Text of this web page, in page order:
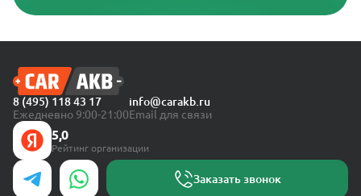
8 (495) 118 43 17
Ежедневно 9:00-21:00
info@carakb.ru
Email для связи
5,0
Рейтинг организации
Заказать звонок